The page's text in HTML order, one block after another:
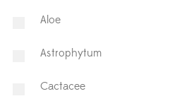
Aloe
Astrophytum
⁠Cactacee